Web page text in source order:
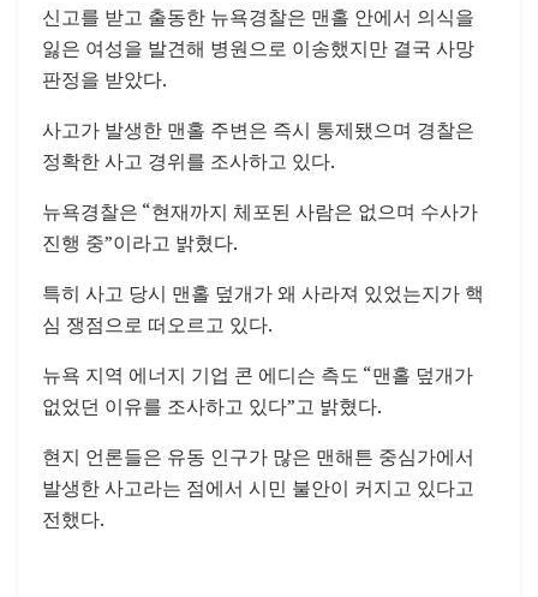
신고를 받고 출동한 뉴욕경찰은 맨홀 안에서 의식을
잃은 여성을 발견해 병원으로 이송했지만 결국 사망
판정을 받았다.
사고가 발생한 맨홀 주변은 즉시 통제됐으며 경찰은
정확한 사고 경위를 조사하고 있다.
뉴욕경찰은 “현재까지 체포된 사람은 없으며 수사가
진행 중”이라고 밝혔다.
특히 사고 당시 맨홀 덮개가 왜 사라져 있었는지가 핵
심 쟁점으로 떠오르고 있다.
뉴욕 지역 에너지 기업 콘 에디슨 측도 “맨홀 덮개가
없었던 이유를 조사하고 있다”고 밝혔다.
현지 언론들은 유동 인구가 많은 맨해튼 중심가에서
발생한 사고라는 점에서 시민 불안이 커지고 있다고
전했다.